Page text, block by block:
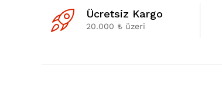
Ücretsiz Kargo
20.000 ₺ üzeri